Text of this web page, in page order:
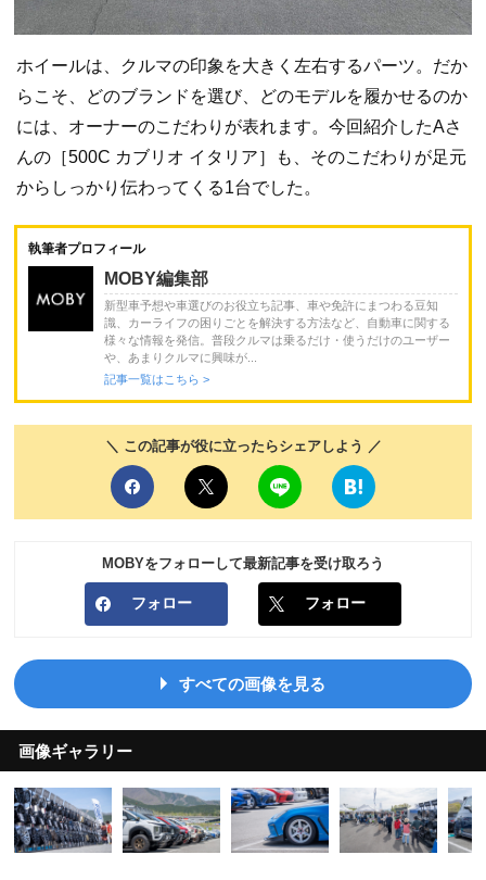
ホイールは、クルマの印象を大きく左右するパーツ。だか
らこそ、どのブランドを選び、どのモデルを履かせるのか
には、オーナーのこだわりが表れます。今回紹介したAさ
んの［500C カブリオ イタリア］も、そのこだわりが足元
からしっかり伝わってくる1台でした。
執筆者プロフィール
MOBY編集部
新型車予想や車選びのお役立ち記事、車や免許にまつわる豆知
識、カーライフの困りごとを解決する方法など、自動車に関する
様々な情報を発信。普段クルマは乗るだけ・使うだけのユーザー
や、あまりクルマに興味が...
記事一覧はこちら >
＼ この記事が役に立ったらシェアしよう ／
MOBYをフォローして最新記事を受け取ろう
フォロー フォロー
すべての画像を見る
画像ギャラリー